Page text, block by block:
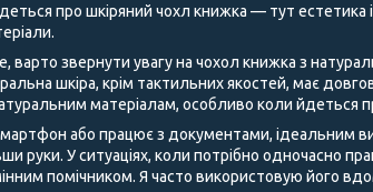
про шкіряний чохл книжка — тут естетика
звернути увагу на чохол книжка з
шкіра, крім тактильних якостей, має
матеріалам, особливо коли йдеться
або працює з документами, ідеальним
руки. У ситуаціях, коли потрібно одночасно
помічником. Я часто використовую його